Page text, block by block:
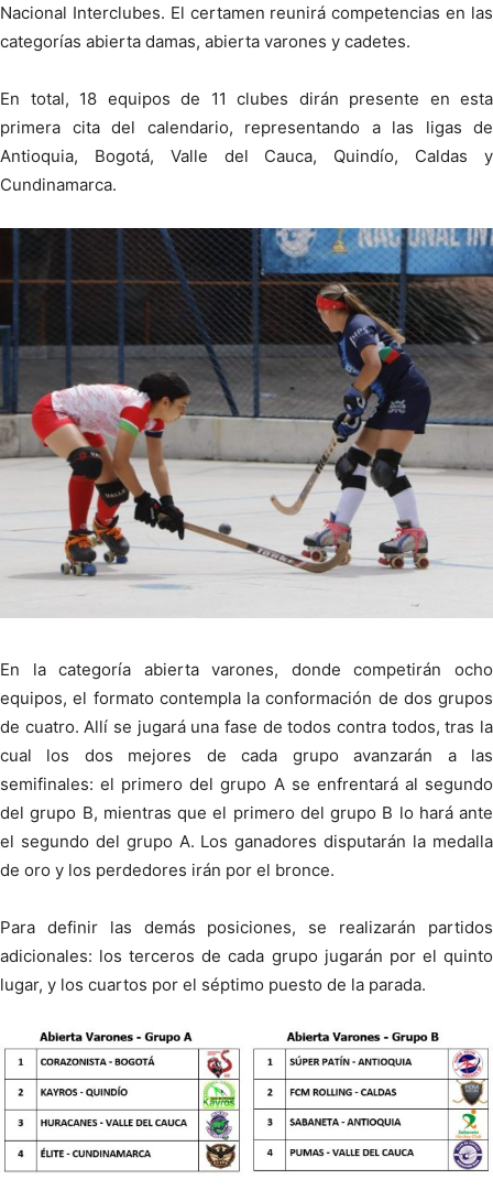
Nacional Interclubes. El certamen reunirá competencias en las
categorías abierta damas, abierta varones y cadetes.
En total, 18 equipos de 11 clubes dirán presente en esta
primera cita del calendario, representando a las ligas de
Antioquia, Bogotá, Valle del Cauca, Quindío, Caldas y
Cundinamarca.
En la categoría abierta varones, donde competirán ocho
equipos, el formato contempla la conformación de dos grupos
de cuatro. Allí se jugará una fase de todos contra todos, tras la
cual los dos mejores de cada grupo avanzarán a las
semifinales: el primero del grupo A se enfrentará al segundo
del grupo B, mientras que el primero del grupo B lo hará ante
el segundo del grupo A. Los ganadores disputarán la medalla
de oro y los perdedores irán por el bronce.
Para definir las demás posiciones, se realizarán partidos
adicionales: los terceros de cada grupo jugarán por el quinto
lugar, y los cuartos por el séptimo puesto de la parada.